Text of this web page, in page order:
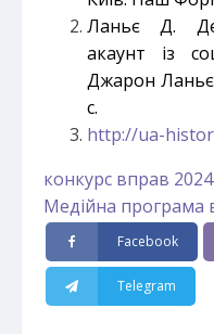
Ланьє Д.
акаунт із
Джарон Ланьє.
с.
http://ua-
конкурс вправ 2024
Медійна програма
Facebook
Telegram